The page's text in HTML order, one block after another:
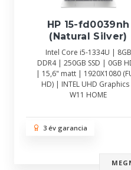
HP 15-fd0039nh
(Natural Silver)
Intel Core i5-1334U | 8GB
DDR4 | 250GB SSD | 0GB
| 15,6" matt | 1920X1080
HD) | INTEL UHD Graphics
W11 HOME
3 év garancia